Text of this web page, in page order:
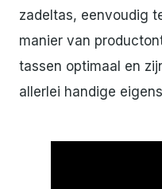
zadeltas, eenvoudig
manier van
tassen optimaal en
allerlei handige